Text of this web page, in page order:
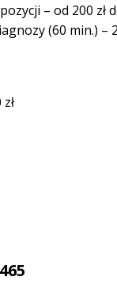
– od 200 zł
(60 min.) –